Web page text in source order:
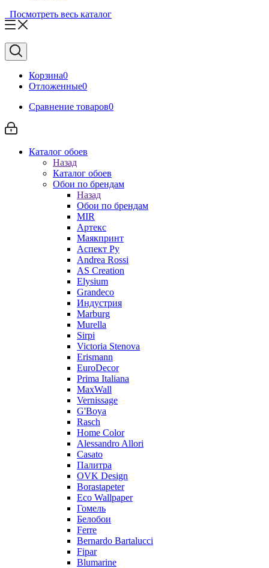
Посмотреть весь каталог
Корзина0
Отложенные0
Сравнение товаров0
Каталог обоев
Назад
Каталог обоев
Обои по брендам
Назад
Обои по брендам
MIR
Артекс
Маякпринт
Аспект Ру
Andrea Rossi
AS Creation
Elysium
Grandeco
Индустрия
Marburg
Murella
Sirpi
Victoria Stenova
Erismann
EuroDecor
Prima Italiana
MaxWall
Vernissage
G'Boya
Rasch
Home Color
Alessandro Allori
Casato
Палитра
OVK Design
Borastapeter
Eco Wallpaper
Гомель
Белобои
Ferre
Bernardo Bartalucci
Fipar
Blumarine